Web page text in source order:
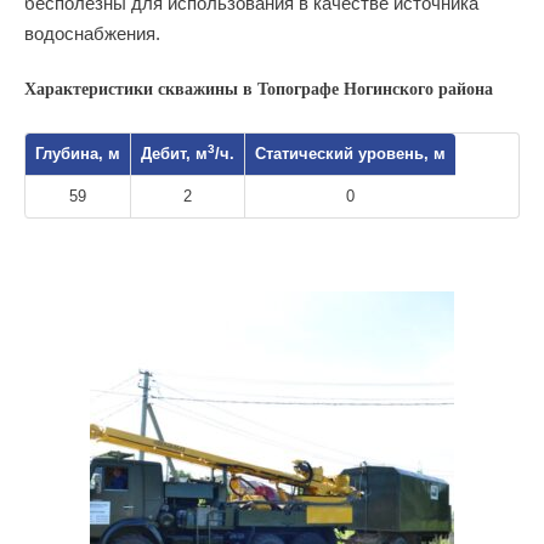
водоснабжения.
Характеристики скважины в Топографе Ногинского района
Глубина, м Дебит, м3/ч. Статический уровень, м
59 2 0